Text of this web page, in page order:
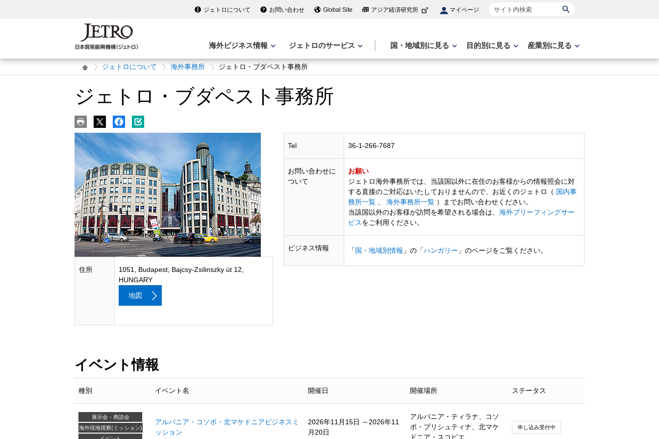
ジェトロについて お問い合わせ Global Site アジア経済研究所 マイページ サイト内検索
海外ビジネス情報 ジェトロのサービス 国・地域別に見る 目的別に見る 産業別に見る
ジェトロについて 海外事務所 ジェトロ・ブダペスト事務所
ジェトロ・ブダペスト事務所
住所
1051, Budapest, Bajcsy-Zsilinszky út 12,
HUNGARY
地図
Tel 36-1-266-7687
お問い合わせに
ついて
お願い
ジェトロ海外事務所では、当該国以外に在住のお客様からの情報照会に対
する直接のご対応はいたしておりませんので、お近くのジェトロ（ 国内事
務所一覧、 海外事務所一覧）までお問い合わせください。
当該国以外のお客様が訪問を希望される場合は、 海外ブリーフィングサー
ビスをご利用ください。
ビジネス情報 「国・地域別情報 」の「ハンガリー 」のページをご覧ください。
イベント情報
種別 イベント名 開催日 開催場所 ステータス
展示会・商談会
海外現地視察(ミッション)
アルバニア・コソボ・北マケドニアビジネスミ
ッション
2026年11月15日 ～2026年11
月20日
アルバニア・ティラナ、コソ
ボ・プリシュティナ、北マケ
ドニア・スコピエ
申し込み受付中